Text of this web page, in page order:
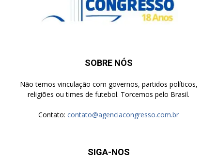
SOBRE NÓS
Não temos vinculação com governos, partidos políticos,
religiões ou times de futebol. Torcemos pelo Brasil.
Contato: contato@agenciacongresso.com.br
SIGA-NOS